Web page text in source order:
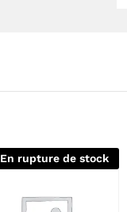
En rupture de stock